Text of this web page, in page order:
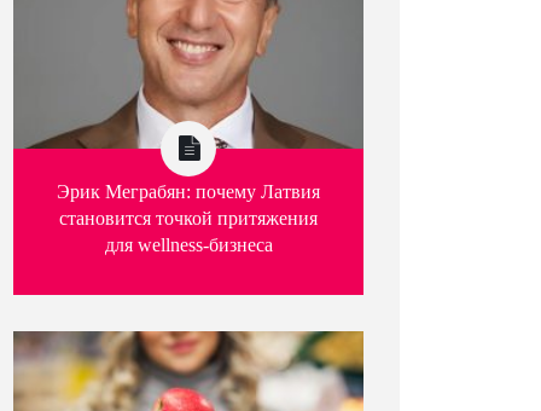
Эрик Меграбян: почему Латвия
становится точкой притяжения
для wellness-бизнеса